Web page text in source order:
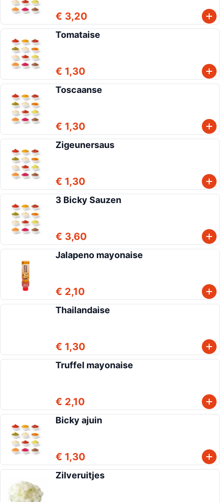
€ 3,20
Tomataise
€ 1,30
Toscaanse
€ 1,30
Zigeunersaus
€ 1,30
3 Bicky Sauzen
€ 3,60
Jalapeno mayonaise
€ 2,10
Thailandaise
€ 1,30
Truffel mayonaise
€ 2,10
Bicky ajuin
€ 1,30
Zilveruitjes